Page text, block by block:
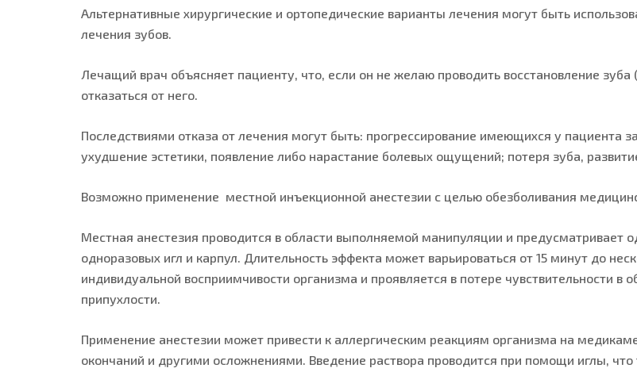
Альтернативные хирургические и ортопедические варианты лечения могут быть
лечения зубов.
Лечащий врач объясняет пациенту, что, если он не желаю проводить восстановление
отказаться от него.
Последствиями отказа от лечения могут быть: прогрессирование имеющихся у пациента
ухудшение эстетики, появление либо нарастание болевых ощущений; потеря зуба,
Возможно применение местной инъекционной анестезии с целью обезболивания
Местная анестезия проводится в области выполняемой манипуляции и предусматривает
одноразовых игл и карпул. Длительность эффекта может варьироваться от 15 минут до
индивидуальной восприимчивости организма и проявляется в потере чувствительности
припухлости.
Применение анестезии может привести к аллергическим реакциям организма на
окончаний и другими осложнениями. Введение раствора проводится при помощи иглы,